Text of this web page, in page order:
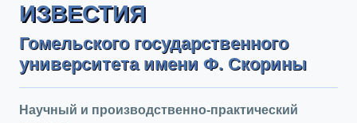
ИЗВЕСТИЯ
Гомельского государственного
университета имени Ф. Скорины
Научный и производственно-практический